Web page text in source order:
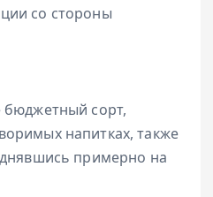
со стороны
бюджетный сорт,
напитках, также
примерно на